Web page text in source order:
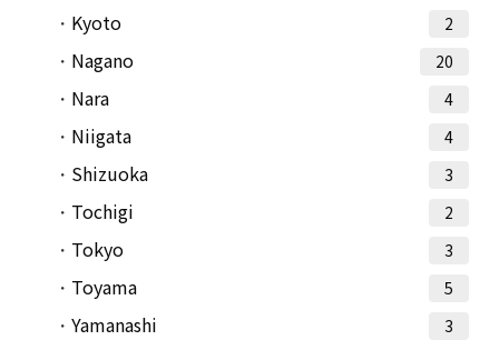
Kyoto 2
Nagano 20
Nara 4
Niigata 4
Shizuoka 3
Tochigi 2
Tokyo 3
Toyama 5
Yamanashi 3